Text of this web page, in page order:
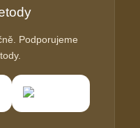
Podporujeme